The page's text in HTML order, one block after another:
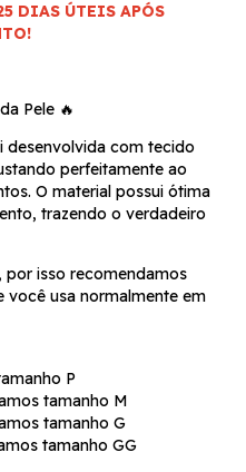
DIAS ÚTEIS APÓS
Pele 🔥
desenvolvida com tecido
perfeitamente ao
O material possui ótima
trazendo o verdadeiro
por isso recomendamos
usa normalmente em
P
tamanho M
tamanho G
tamanho GG